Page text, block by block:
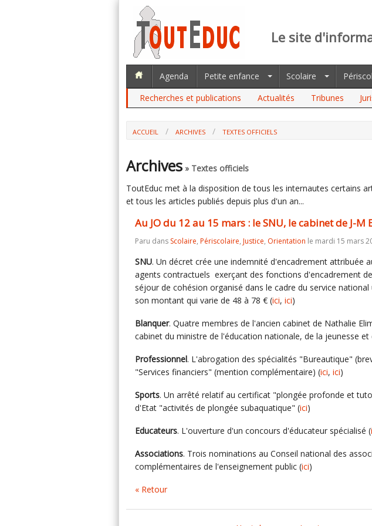
Le site
Agenda Petite enfance Scolaire
Recherches et publications
Actualités Tribunes
ACCUEIL ARCHIVES
TEXTES OFFICIELS
Archives » Textes officiels
ToutEduc met à la disposition de tous les internautes certains
et tous les articles publiés depuis plus d'un an...
Au JO du 12 au 15 mars : le SNU, le cabinet de J-M
Paru dans Scolaire, Périscolaire, Justice, Orientation le mardi 15 mars
SNU. Un décret crée une indemnité d'encadrement attribuée
agents contractuels exerçant des fonctions d'encadrement
séjour de cohésion organisé dans le cadre du service national
son montant qui varie de 48 à 78 € (ici, ici)
Blanquer. Quatre membres de l'ancien cabinet de Nathalie
cabinet du ministre de l'éducation nationale, de la jeunesse et
Professionnel. L'abrogation des spécialités "Bureautique"
"Services financiers" (mention complémentaire) (ici, ici)
Sports. Un arrêté relatif au certificat "plongée profonde et
d'Etat "activités de plongée subaquatique" (ici)
Educateurs. L'ouverture d'un concours d'éducateur spécialisé (
Associations. Trois nominations au Conseil national des
complémentaires de l'enseignement public (ici)
« Retour